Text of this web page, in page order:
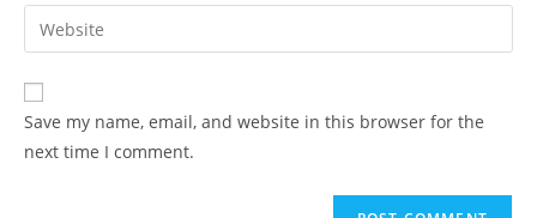
comment
email
address
comment
Enter
your
website
URL
(optional)
Save my name, email, and website in this browser for the
next time I comment.